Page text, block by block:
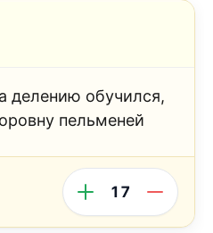
делению обучился,
пельменей
17